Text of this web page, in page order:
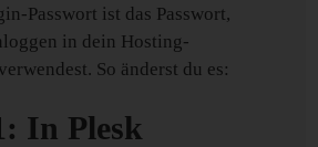
Passwort ist das Passwort,
in dein Hosting-
So änderst du es:
In Plesk